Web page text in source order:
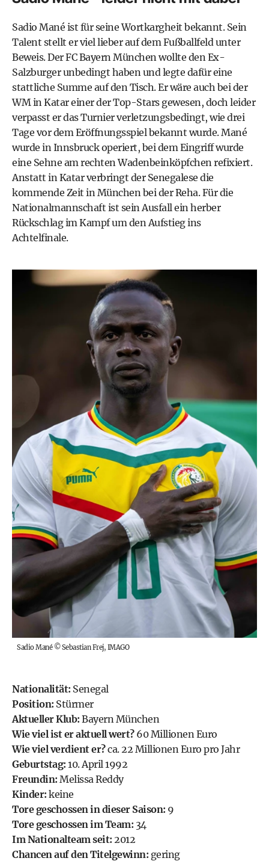
Sadio Mané ist für seine Wortkargheit bekannt. Sein
Talent stellt er viel lieber auf dem Fußballfeld unter
Beweis. DerFC Bayern Münchenwollte den Ex-
Salzburger unbedingt haben und legte dafür eine
stattliche Summe auf den Tisch. Er wäre auch bei der
WM in Katar einer der Top-Stars gewesen, doch leider
verpasst er das Turnier verletzungsbedingt, wie drei
Tage vor dem Eröffnungsspiel bekannt wurde. Mané
wurde in Innsbruck operiert, bei dem Eingriff wurde
eine Sehne am rechten Wadenbeinköpfchen refixiert.
Anstatt in Katar verbringt der Senegalese die
kommende Zeit in München bei der Reha. Für die
Nationalmannschaft ist sein Ausfall ein herber
Rückschlag im Kampf um den Aufstieg ins
Achtelfinale.
Sadio Mané©Sebastian Frej, IMAGO
Nationalität: Senegal
Position: Stürmer
Aktueller Klub: Bayern München
Wie viel ist er aktuell wert?60 Millionen Euro
Wie viel verdient er?ca. 22 Millionen Euro pro Jahr
Geburtstag: 10. April 1992
Freundin: Melissa Reddy
Kinder: keine
Tore geschossen in dieser Saison: 9
Tore geschossen im Team: 34
Im Nationalteam seit: 2012
Chancen auf den Titelgewinn: gering